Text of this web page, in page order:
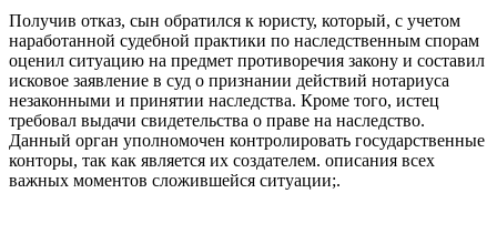
Получив отказ, сын обратился к юристу, который, с учетом
наработанной судебной практики по наследственным спорам
оценил ситуацию на предмет противоречия закону и составил
исковое заявление в суд о признании действий нотариуса
незаконными и принятии наследства. Кроме того, истец
требовал выдачи свидетельства о праве на наследство.
Данный орган уполномочен контролировать государственные
конторы, так как является их создателем. описания всех
важных моментов сложившейся ситуации;.